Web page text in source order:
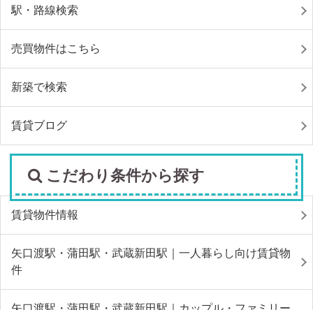
駅・路線検索
売買物件はこちら
新築で検索
賃貸ブログ
こだわり条件から探す
賃貸物件情報
矢口渡駅・蒲田駅・武蔵新田駅｜一人暮らし向け賃貸物
件